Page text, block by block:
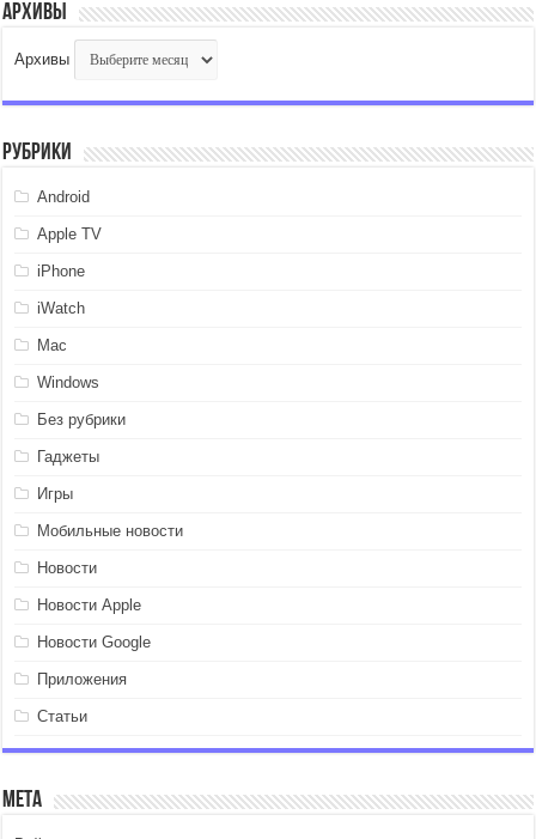
Архивы
Архивы
Рубрики
Android
Apple TV
iPhone
iWatch
Mac
Windows
Без рубрики
Гаджеты
Игры
Мобильные новости
Новости
Новости Apple
Новости Google
Приложения
Статьи
Мета